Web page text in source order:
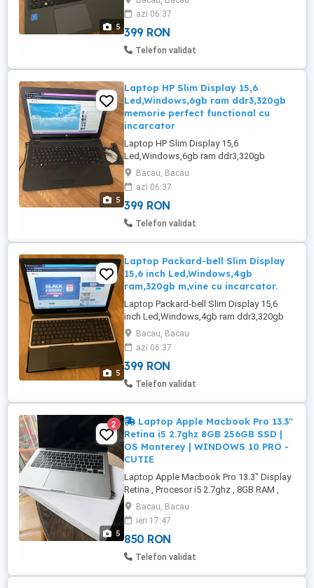
5
încărcator.Trimit prin curier.
azi 06:37
399 RON
Telefon validat
5
Laptop HP Slim Display 15,6
Led,Windows,6gb ram ddr3,320gb
memorie perfect functional cu
incarcator
Laptop HP Slim Display 15,6
Led,Windows,6gb ram ddr3,320gb
memorie perfect functional cu incarcator
se da cu proba.Trimit și in țara prin curier.
Bacau, Bacau
azi 06:37
399 RON
Telefon validat
5
Laptop Packard-bell Slim Display
15,6 inch Led,Windows,4gb
ram,320gb m,vine cu incarcator.
Laptop Packard-bell Slim Display 15,6
inch Led,Windows,4gb ram ddr3,320gb
memorie,perfect functional cu incarcator
se da cu proba.Trimit prin curier.
Bacau, Bacau
azi 06:37
399 RON
Telefon validat
5
2
Laptop Apple Macbook Pro 13.3"
Retina i5 2.7ghz 8GB 256GB SSD |
OS Monterey | WINDOWS 10 PRO -
CUTIE
Laptop Apple Macbook Pro 13.3" Display
Retina , Procesor i5 2.7ghz , 8GB RAM ,
256 GB SSD , Placa video dedicata | OS
Monterey | WINDOWS 10 PRO - CUTIE
PRET FIX !!! VA RUGAM , NU SUNATI
PENTRU NEGOCIERI , SCHIMBURI !
RUGAM SI OFERIM SERIOZITATE !
Bacau, Bacau
ieri 17:47
850 RON
Telefon validat